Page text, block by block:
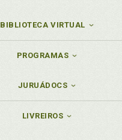
BIBLIOTECA VIRTUAL
PROGRAMAS
JURUÁDOCS
LIVREIROS